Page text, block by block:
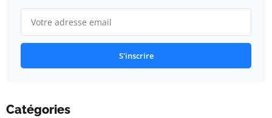
S'inscrire
Catégories